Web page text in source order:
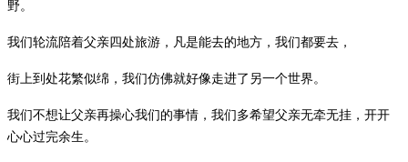
野。
我们轮流陪着父亲四处旅游，凡是能去的地方，我们都要去，
街上到处花繁似绵，我们仿佛就好像走进了另一个世界。
我们不想让父亲再操心我们的事情，我们多希望父亲无牵无挂，开开
心心过完余生。